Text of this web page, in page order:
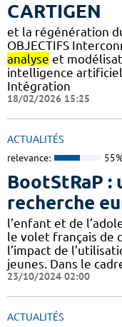
CARTIGEN
et la régénération
OBJECTIFS
analyse et
intelligence
Intégration
18/02/2026 15:25
ACTUALITÉS
relevance:
BootStRaP :
recherche
l’enfant et de
le volet français de
l’impact de
jeunes. Dans le
23/10/2024 02:00
ACTUALITÉS